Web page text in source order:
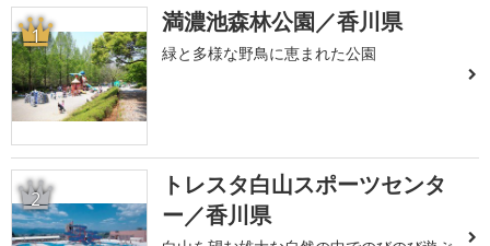
1 満濃池森林公園／香川県
緑と多様な野鳥に恵まれた公園
2
トレスタ白山スポーツセンタ
ー／香川県